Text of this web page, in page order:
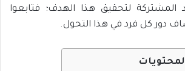
المشتركة لتحقيق هذا الهدف؛ فتابعوا
دور كل فرد في هذا التحول.